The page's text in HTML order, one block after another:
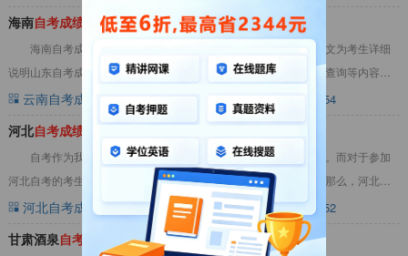
海南自考成绩 几年有效期
海南自考成绩一直有效，海南目前没有成绩有效期的规定，本文为考生详细
说明山东自考成绩有效期是几年，以及山东自考几年前的成绩怎么查询等内容，
详情见下文：一、海南自考成绩几年有效期海南自
云南自考成绩查询 云南自考 2022-04-28 16:13:54
河北自考成绩
自考作为我国高等教育的一种形式，一直深受广大考生的欢迎。而对于参加
河北自考的考生来说，了解自己的考试成绩有效期是非常重要的。那么，河北自
考成绩几年有效呢？本文将为你详细解答。一、河
河北自考成绩查询 河北自考 2023-12-03 13:06:52
甘肃酒泉自考 有效期